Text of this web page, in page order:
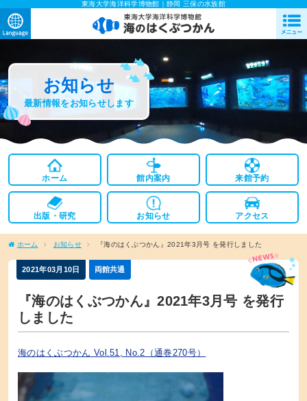
東海大学海洋科学博物館｜静岡 三保の水族館
お知らせ
最新情報をお知らせします
ホーム 館内案内 来館予約
出版・研究 お知らせ アクセス
ホーム お知らせ 『海のはくぶつかん』2021年3月号 を発行しました
2021年03月10日 両館共通
『海のはくぶつかん』2021年3月号 を発行
しました
海のはくぶつかん Vol.51, No.2（通巻270号）